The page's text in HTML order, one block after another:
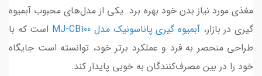
مغذی مورد نیاز بدن خود بهره برد. یکی از مدل‌های محبوب آبمیوه
گیری در بازار،آبمیوه گیری پاناسونیک مدل MJ-CB100
است که با
طراحی منحصر به فرد و عملکرد برتر خود، توانسته است جایگاه
خود را در بین مصرف‌کنندگان به خوبی پایدار کند.